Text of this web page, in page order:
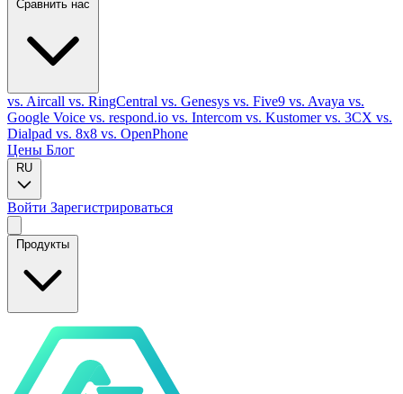
vs. Aircall vs. RingCentral vs. Genesys vs. Five9 vs. Avaya vs.
Google Voice vs. respond.io vs. Intercom vs. Kustomervs. 3CX vs.
Dialpad vs. 8x8 vs. OpenPhone
Цены Блог
RU
Войти Зарегистрироваться
Продукты